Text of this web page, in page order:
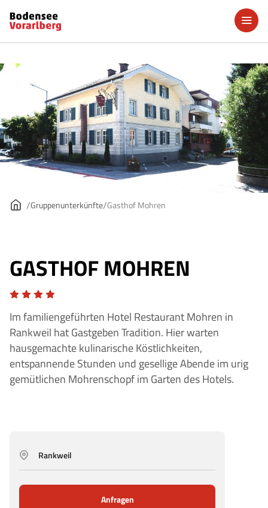
Gruppenunterkünfte Gasthof Mohren
GASTHOF MOHREN
Im familiengeführten Hotel Restaurant Mohren in
Rankweil hat Gastgeben Tradition. Hier warten
hausgemachte kulinarische Köstlichkeiten,
entspannende Stunden und gesellige Abende im urig
gemütlichen Mohrenschopf im Garten des Hotels.
Rankweil
Anfragen